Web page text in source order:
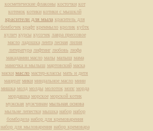
косметические флаконы косточки кот
котенок котики котики с мышклй
красители для мыла краситель для
бомбочек крафт креммыло кролик кубтк
кулич курсы кусочек лавра прессовое
масло ладошка лента лесная лилия
литература лифтинг любовь люфа
макадамии масло малы малыш мама
мамочка и мылыш мартовский маска
маски масло мастер-классы мать и дитя
мацерат мики миндальное масло мини
мишка молд молды молоток мопс морда
мордашка морское морской котик
мужская мужчинам мыльная основа
мыльне лепестки мышка набор набор
бомбодела набор для кремоварения
набор для мыловарения набор кремовара